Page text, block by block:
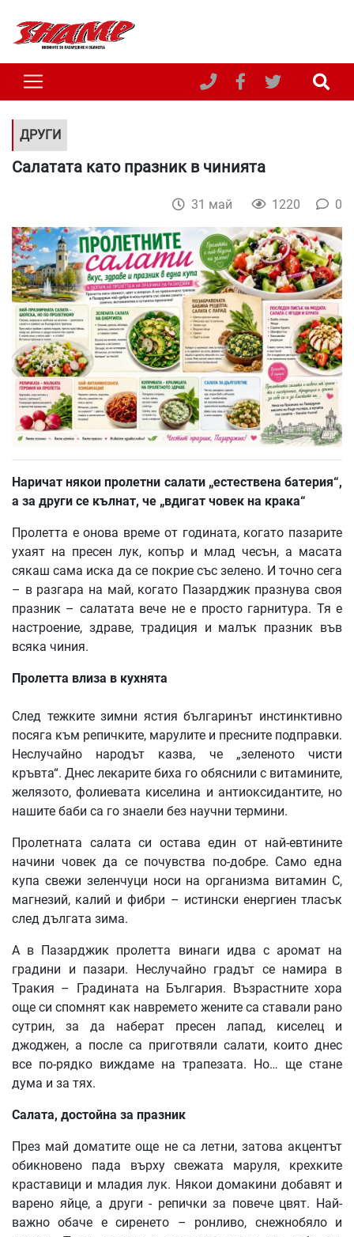
ДРУГИ
Салатата като празник в чинията
31 май 1220 0
Наричат някои пролетни салати „естествена батерия“,
а за други се кълнат, че „вдигат човек на крака“
Пролетта е онова време от годината, когато пазарите
ухаят на пресен лук, копър и млад чесън, а масата
сякаш сама иска да се покрие със зелено. И точно сега
– в разгара на май, когато Пазарджик празнува своя
празник – салатата вече не е просто гарнитура. Тя е
настроение, здраве, традиция и малък празник във
всяка чиния.
Пролетта влиза в кухнята
След тежките зимни ястия българинът инстинктивно
посяга към репичките, марулите и пресните подправки.
Неслучайно народът казва, че „зеленото чисти
кръвта“. Днес лекарите биха го обяснили с витамините,
желязото, фолиевата киселина и антиоксидантите, но
нашите баби са го знаели без научни термини.
Пролетната салата си остава един от най-евтините
начини човек да се почувства по-добре. Само една
купа свежи зеленчуци носи на организма витамин C,
магнезий, калий и фибри – истински енергиен тласък
след дългата зима.
А в Пазарджик пролетта винаги идва с аромат на
градини и пазари. Неслучайно градът се намира в
Тракия – Градината на България. Възрастните хора
още си спомнят как навремето жените са ставали рано
сутрин, за да наберат пресен лапад, киселец и
джоджен, а после са приготвяли салати, които днес
все по-рядко виждаме на трапезата. Но… ще стане
дума и за тях.
Салата, достойна за празник
През май доматите още не са летни, затова акцентът
обикновено пада върху свежата маруля, крехките
краставици и младия лук. Някои домакини добавят и
варено яйце, а други - репички за повече цвят. Най-
важно обаче е сиренето – ронливо, снежнобяло и